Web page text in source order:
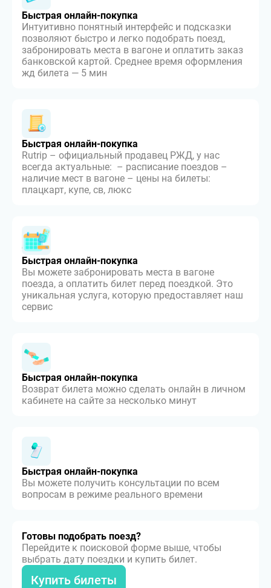
Быстрая онлайн-покупка
Интуитивно понятный интерфейс и подсказки
позволяют быстро и легко подобрать поезд,
забронировать места в вагоне и оплатить заказ
банковской картой. Среднее время оформления
жд билета — 5 мин
Быстрая онлайн-покупка
Rutrip – официальный продавец РЖД, у нас
всегда актуальные: – расписание поездов –
наличие мест в вагоне – цены на билеты:
плацкарт, купе, св, люкс
Быстрая онлайн-покупка
Вы можете забронировать места в вагоне
поезда, а оплатить билет перед поездкой. Это
уникальная услуга, которую предоставляет наш
сервис
Быстрая онлайн-покупка
Возврат билета можно сделать онлайн в личном
кабинете на сайте за несколько минут
Быстрая онлайн-покупка
Вы можете получить консультации по всем
вопросам в режиме реального времени
Готовы подобрать поезд?
Перейдите к поисковой форме выше, чтобы
выбрать дату поездки и купить билет.
Купить билеты